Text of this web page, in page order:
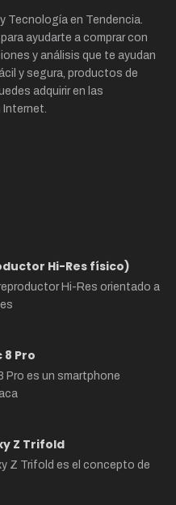
Tecnología en Tendencia.
ayudarte a comprar con
y análisis que te ayudan
y segura, productos de
adquirir en las
Hi-Res físico)
Hi-Res orientado a
8 Pro
Pro es un smartphone
Z Trifold
Z Trifold es el concepto de